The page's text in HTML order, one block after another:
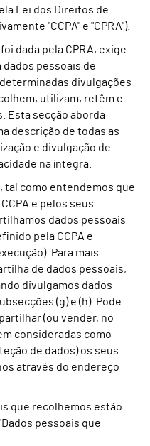
Lei dos Direitos de
"CCPA" e "CPRA").
dada pela CPRA, exige
pessoais de
divulgações
utilizam, retêm e
Esta secção aborda
descrição de todas as
e divulgação de
na íntegra.
tal como entendemos que
e pelos seus
dados pessoais
pela CCPA e
Para mais
de dados pessoais,
divulgamos dados
(g) e (h). Pode
(ou vender, no
consideradas como
de dados) os seus
através do endereço
que recolhemos estão
pessoais que